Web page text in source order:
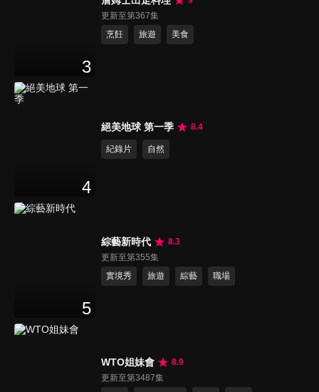
3
更新至第367集
烹飪
旅遊 美食
4
絕美地球 第一季 8.4
紀錄片 自然
5
綜藝新時代
8.3
更新至第355集
實境秀
旅遊 綜藝 職場
WTO姐妹會
8.9
更新至第3487集